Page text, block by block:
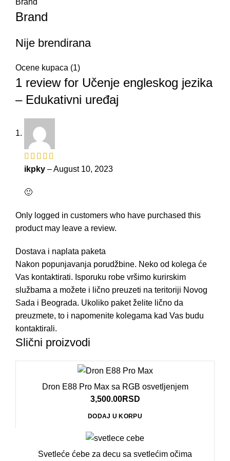
Brand
Nije brendirana
Ocene kupaca (1)
1 review for Učenje engleskog jezika
– Edukativni uređaj
ikpky –August 10, 2023
🙂
Only logged in customers who have purchased this
product may leave a review.
Dostava i naplata paketa
Nakon popunjavanja porudžbine. Neko od kolega će
Vas kontaktirati. Isporuku robe vršimo kurirskim
službama a možete i lično preuzeti na teritoriji Novog
Sada i Beograda. Ukoliko paket želite lično da
preuzmete, to i napomenite kolegama kad Vas budu
kontaktirali.
Slični proizvodi
Dron E88 Pro Max sa RGB osvetljenjem
3,500.00RSD
DODAJ U KORPU
Svetleće ćebe za decu sa svetlećim očima